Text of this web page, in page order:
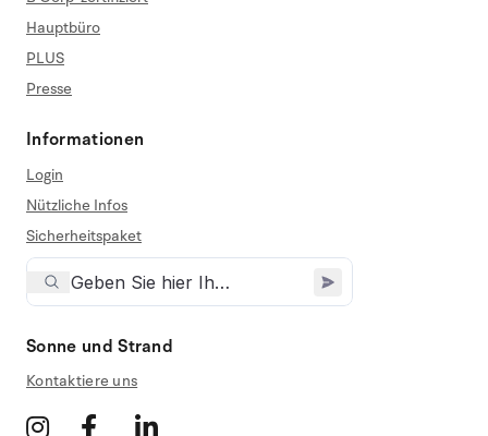
Hauptbüro
PLUS
Presse
Informationen
Login
Nützliche Infos
Sicherheitspaket
Sonne und Strand
Kontaktiere uns